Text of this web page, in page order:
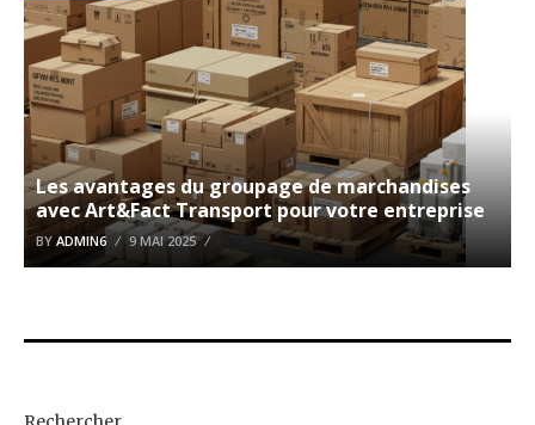
Les avantages du groupage de marchandises
avec Art&Fact Transport pour votre entreprise
BYADMIN6 9 MAI 2025